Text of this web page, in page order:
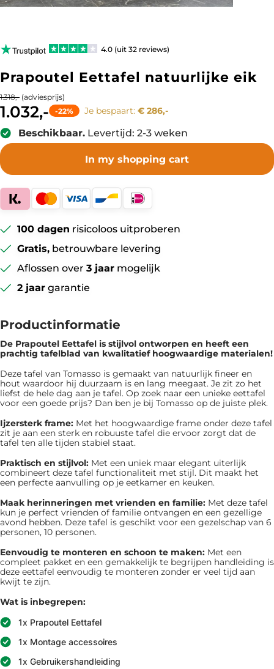
Productinformatie
De Prapoutel Eettafel is ​​stijlvol ontworpen en heeft een
prachtig tafelblad van kwalitatief hoogwaardige materialen!
Deze tafel van Tomasso is gemaakt van natuurlijk fineer en
hout waardoor hij duurzaam is en lang meegaat. Je zit zo het
liefst de hele dag aan je tafel. Op zoek naar een unieke eettafel
voor een goede prijs? Dan ben je bij Tomasso op de juiste plek.
Ijzersterk frame: Met het hoogwaardige frame onder deze tafel
zit je aan een sterk en robuuste tafel die ervoor zorgt dat de
tafel ten alle tijden stabiel staat.
Praktisch en stijlvol: Met een uniek maar elegant uiterlijk
combineert deze tafel functionaliteit met stijl. Dit maakt het
een perfecte aanvulling op je eetkamer en keuken.
Maak herinneringen met vrienden en familie: Met deze tafel
kun je perfect vrienden of familie ontvangen en een gezellige
avond hebben. Deze tafel is geschikt voor een gezelschap van 6
personen, 10 personen.
Eenvoudig te monteren en schoon te maken: Met een
compleet pakket en een gemakkelijk te begrijpen handleiding is
deze eettafel eenvoudig te monteren zonder er veel tijd aan
kwijt te zijn.
Wat is inbegrepen:
1x Prapoutel Eettafel
1x Montage accessoires
1x Gebruikershandleiding
4.0 (uit 32 reviews)
Prapoutel Eettafel natuurlijke eik
1.318,- (adviesprijs)
1.032,- -22% Je bespaart: € 286,-
Beschikbaar. Levertijd: 2-3 weken
In my shopping cart
100 dagen risicoloos uitproberen
Gratis, betrouwbare levering
Aflossen over 3 jaar mogelijk
2 jaargarantie